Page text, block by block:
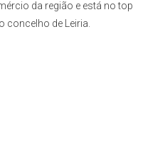
da região e está no top
concelho de Leiria.